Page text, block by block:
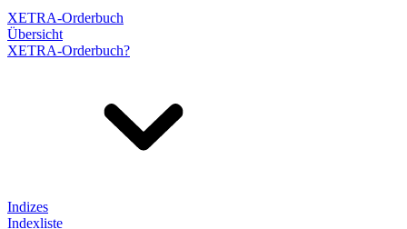
XETRA-Orderbuch
Übersicht
XETRA-Orderbuch?
Indizes
Indexliste